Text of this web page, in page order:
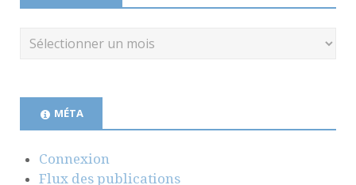
MÉTA
Connexion
Flux des publications